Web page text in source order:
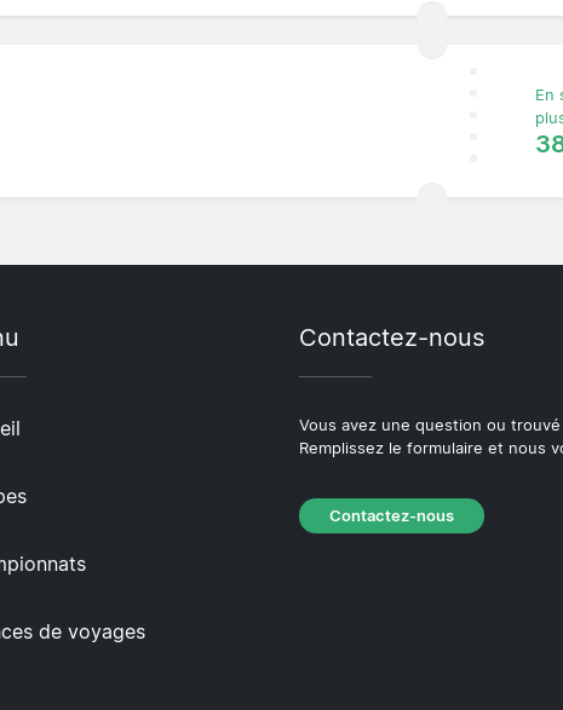
En
de voyages
Contactez-nous
Vous avez une question ou
Remplissez le formulaire et nous
Contactez-nous